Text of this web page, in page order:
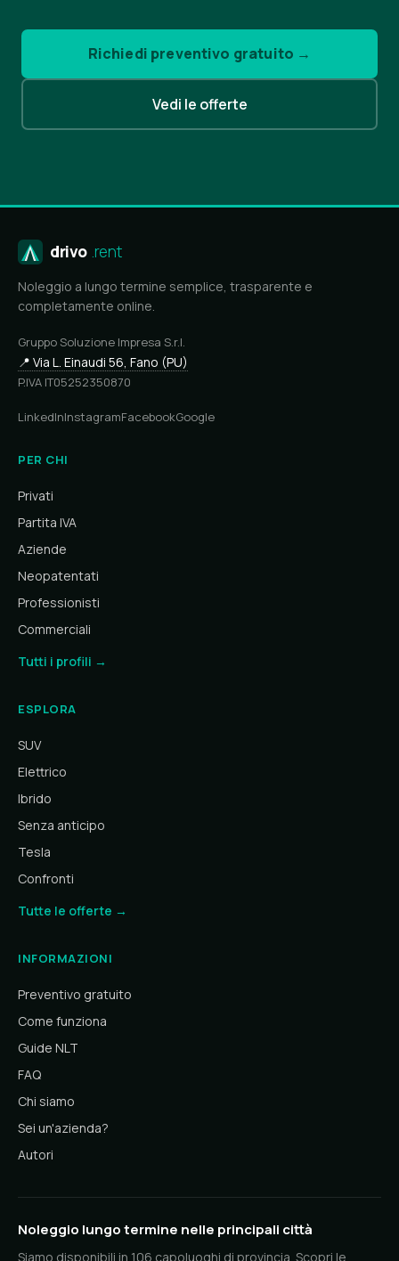
Richiedi preventivo gratuito →
Vedi le offerte
drivo .rent
Noleggio a lungo termine semplice, trasparente e
completamente online.
Gruppo Soluzione Impresa S.r.l.
📍 Via L. Einaudi 56, Fano (PU)
P.IVA IT05252350870
LinkedInInstagramFacebookGoogle
PER CHI
Privati
Partita IVA
Aziende
Neopatentati
Professionisti
Commerciali
Tutti i profili →
ESPLORA
SUV
Elettrico
Ibrido
Senza anticipo
Tesla
Confronti
Tutte le offerte →
INFORMAZIONI
Preventivo gratuito
Come funziona
Guide NLT
FAQ
Chi siamo
Sei un'azienda?
Autori
Noleggio lungo termine nelle principali città
Siamo disponibili in 106 capoluoghi di provincia. Scopri le